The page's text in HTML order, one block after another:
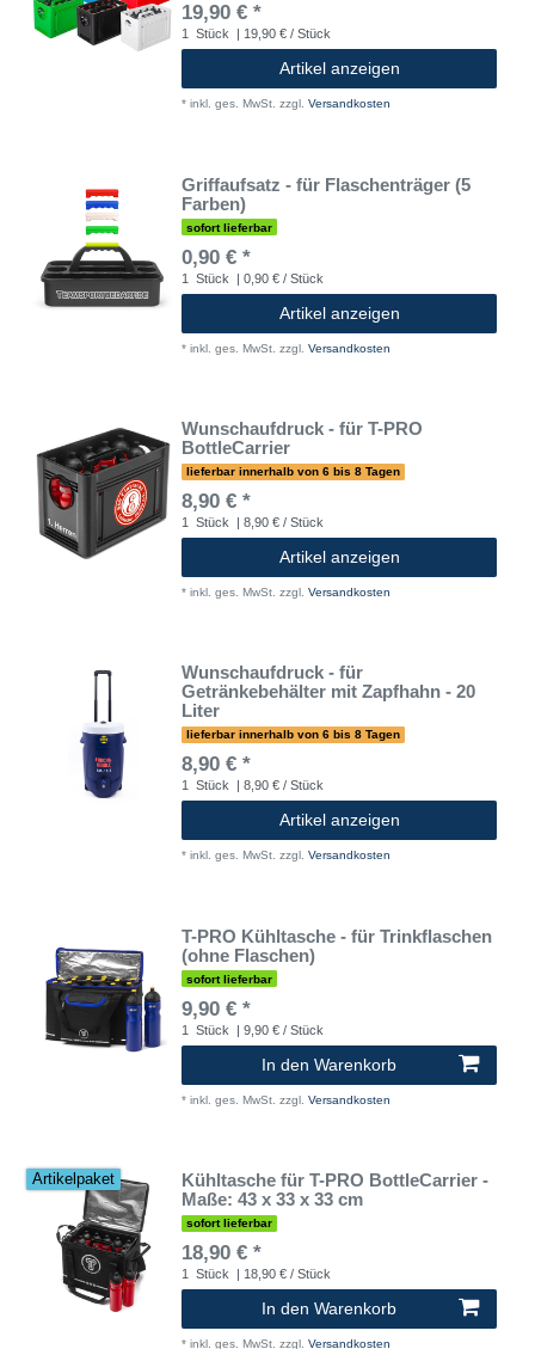
19,90 € *
1 Stück | 19,90 € / Stück
Artikel anzeigen
* inkl. ges. MwSt. zzgl. Versandkosten
Griffaufsatz - für Flaschenträger (5
Farben)
sofort lieferbar
0,90 € *
1 Stück | 0,90 € / Stück
Artikel anzeigen
* inkl. ges. MwSt. zzgl. Versandkosten
Wunschaufdruck - für T-PRO
BottleCarrier
lieferbar innerhalb von 6 bis 8 Tagen
8,90 € *
1 Stück | 8,90 € / Stück
Artikel anzeigen
* inkl. ges. MwSt. zzgl. Versandkosten
Wunschaufdruck - für
Getränkebehälter mit Zapfhahn - 20
Liter
lieferbar innerhalb von 6 bis 8 Tagen
8,90 € *
1 Stück | 8,90 € / Stück
Artikel anzeigen
* inkl. ges. MwSt. zzgl. Versandkosten
T-PRO Kühltasche - für Trinkflaschen
(ohne Flaschen)
sofort lieferbar
9,90 € *
1 Stück | 9,90 € / Stück
In den Warenkorb
* inkl. ges. MwSt. zzgl. Versandkosten
Artikelpaket
Kühltasche für T-PRO BottleCarrier -
Maße: 43 x 33 x 33 cm
sofort lieferbar
18,90 € *
1 Stück | 18,90 € / Stück
In den Warenkorb
* inkl. ges. MwSt. zzgl. Versandkosten